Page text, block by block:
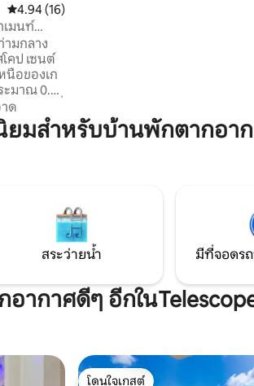
คะแนนเฉลี่ย 4.94 จาก 5, 16 รีวิว
4.94 (16)
เมนท์
มกลาง
คป เซนต์
นือของเก
ะมาณ 0.5
บูรณ์แบบ
และการ
เพลินกับ
ห่งนี้
ด
มสำหรับบ้านพักตากอาก
สระว่ายน้ำ มีที่จอดร
ากาศดีๆ อีกใน
โดนใจเกสต์